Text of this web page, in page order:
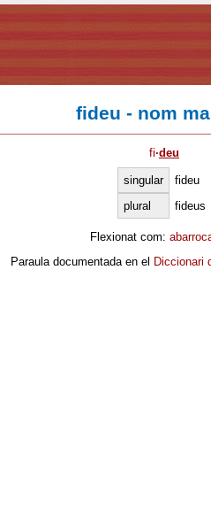
fideu - nom
fi·deu
singular
fideu
plural
fideus
Flexionat com:
Paraula documentada en el Diccionari